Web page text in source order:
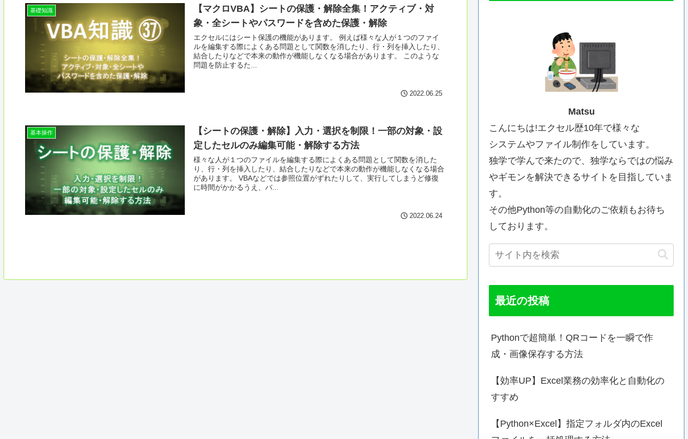
基礎知識
【マクロVBA】シートの保護・解除全集！アクティブ・対
象・全シートやパスワードを含めた保護・解除
エクセルにはシート保護の機能があります。 例えば様々な人が１つのファイ
ルを編集する際によくある問題として関数を消したり、行・列を挿入したり、
結合したりなどで本来の動作が機能しなくなる場合があります。 このような
問題を防止するた...
2022.06.25
基本操作
【シートの保護・解除】入力・選択を制限！一部の対象・設
定したセルのみ編集可能・解除する方法
様々な人が１つのファイルを編集する際によくある問題として関数を消した
り、行・列を挿入したり、結合したりなどで本来の動作が機能しなくなる場合
があります。 VBAなどでは参照位置がずれたりして、実行してしまうど修復
に時間がかかるうえ、バ...
2022.06.24
Matsu
こんにちは!エクセル歴10年で様々な
システムやファイル制作をしています。
独学で学んで来たので、独学ならではの悩み
やギモンを解決できるサイトを目指していま
す。
その他Python等の自動化のご依頼もお待ち
しております。
最近の投稿
Pythonで超簡単！QRコードを一瞬で作
成・画像保存する方法
【効率UP】Excel業務の効率化と自動化の
すすめ
【Python×Excel】指定フォルダ内のExcel